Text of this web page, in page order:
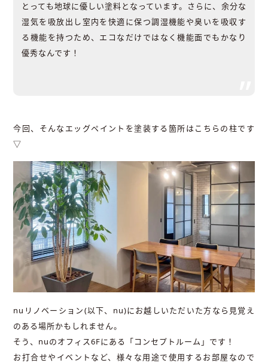
とっても地球に優しい塗料となっています。さらに、余分な
湿気を吸放出し室内を快適に保つ調湿機能や臭いを吸収す
る機能を持つため、エコなだけではなく機能面でもかなり
優秀なんです！
今回、そんなエッグペイントを塗装する箇所はこちらの柱です
▽
nuリノベーション(以下、nu)にお越しいただいた方なら見覚え
のある場所かもしれません。
そう、nuのオフィス6Fにある「コンセプトルーム」です！
お打合せやイベントなど、様々な用途で使用するお部屋なので